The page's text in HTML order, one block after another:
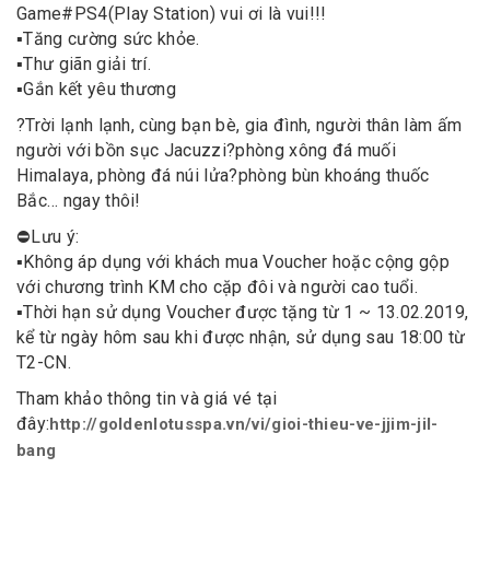
Game#PS4(Play Station) vui ơi là vui!!!
▪️Tăng cường sức khỏe.
▪️Thư giãn giải trí.
▪️Gắn kết yêu thương
?Trời lạnh lạnh, cùng bạn bè, gia đình, người thân làm ấm
người với bồn sục Jacuzzi?phòng xông đá muối
Himalaya, phòng đá núi lửa?phòng bùn khoáng thuốc
Bắc… ngay thôi!
⛔Lưu ý:
▪️Không áp dụng với khách mua Voucher hoặc cộng gộp
với chương trình KM cho cặp đôi và người cao tuổi.
▪️Thời hạn sử dụng Voucher được tặng từ 1 ~ 13.02.2019,
kể từ ngày hôm sau khi được nhận, sử dụng sau 18:00 từ
T2-CN.
Tham khảo thông tin và giá vé tại
đây:http://goldenlotusspa.vn/vi/gioi-thieu-ve-jjim-jil-
bang